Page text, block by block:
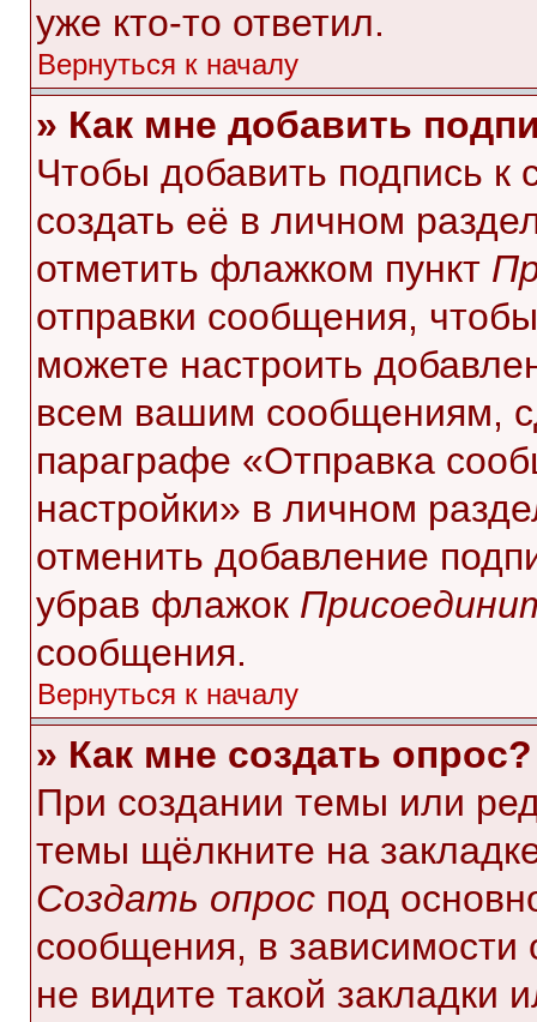
уже кто-то ответил.
Вернуться к началу
» Как мне добавить
Чтобы добавить подпись
создать её в личном
отметить флажком пункт
отправки сообщения,
можете настроить
всем вашим сообщениям,
параграфе «Отправка
настройки» в личном
отменить добавление
убрав флажок
сообщения.
Вернуться к началу
» Как мне создать опрос?
При создании темы или
темы щёлкните на
Создать опрос под
сообщения, в зависимости
не видите такой